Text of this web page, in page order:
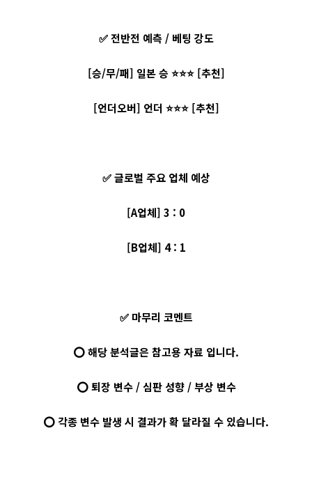
✅ 전반전 예측 / 베팅 강도
[승/무/패] 일본 승 ⭐⭐⭐ [추천]
[언더오버] 언더 ⭐⭐⭐ [추천]
✅ 글로벌 주요 업체 예상
[A업체] 3 : 0
[B업체] 4 : 1
✅ 마무리 코멘트
⭕ 해당 분석글은 참고용 자료 입니다.
⭕ 퇴장 변수 / 심판 성향 / 부상 변수
⭕ 각종 변수 발생 시 결과가 확 달라질 수 있습니다.